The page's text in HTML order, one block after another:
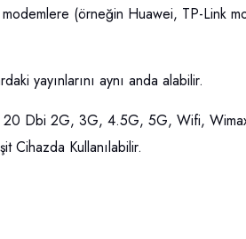
(örneğin Huawei, TP-Link
yayınlarını aynı anda alabilir.
20 Dbi 2G, 3G, 4.5G, 5G, Wifi,
Cihazda Kullanılabilir.